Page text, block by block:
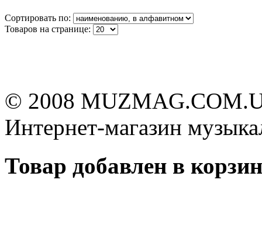
Сортировать по:
Товаров на странице:
© 2008
Интернет-магазин
Товар добавлен в